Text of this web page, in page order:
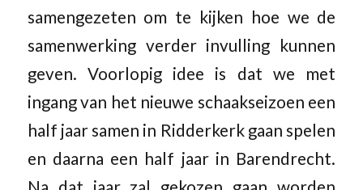
samengezeten om te kijken hoe we de
samenwerking verder invulling kunnen
geven. Voorlopig idee is dat we met
ingang van het nieuwe schaakseizoen een
half jaar samen in Ridderkerk gaan spelen
en daarna een half jaar in Barendrecht.